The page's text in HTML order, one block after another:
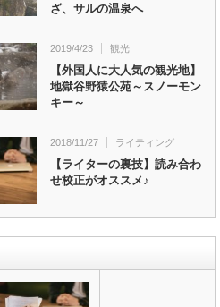
ざ、サルの温泉へ
2019/4/23 観光
【外国人に大人気の観光地】
地獄谷野猿公苑～スノーモン
キー～
2018/11/27 ライティング
【ライターの裏技】読み合わ
せ校正がオススメ♪